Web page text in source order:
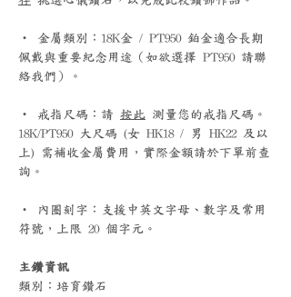
‧ 金屬類別：18K金 / PT950 鉑金適合長期
佩戴與重要紀念用途（如欲選擇 PT950 請聯
絡我們）。
‧ 戒指尺碼：請 按此 測量您的戒指尺碼。
18K/PT950 大尺碼 (女 HK18 / 男 HK22 及以
上) 需補收金屬費用，實際金額請於下單前查
詢。
‧ 內圈刻字：支援中英文字母、數字及常用
符號，上限 20 個字元。
主鑽資訊
類別：培育鑽石